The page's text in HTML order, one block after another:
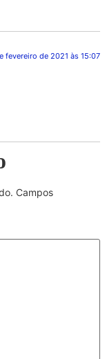
fevereiro de 2021 às 15:07
Campos